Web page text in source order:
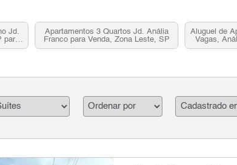
Jd.
Apartamentos 3 Quartos Jd. Anália
Franco para Venda, Zona Leste, SP
Aluguel de
Vagas,